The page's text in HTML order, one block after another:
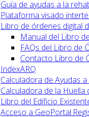
Guía de ayudas a la
Plataforma visado
Libro de órdenes digital
Manual del Libro
FAQs del Libro de
Contacto Libro de
IndexARQ
Calculadora de Ayudas
Calculadora de la Huella
Libro del Edificio
Acceso a